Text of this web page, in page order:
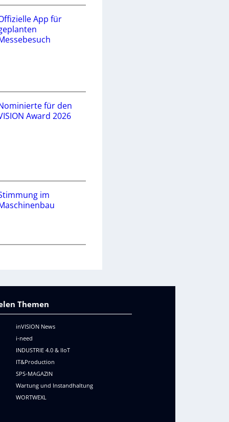
App für
für den
Award 2026
im
Themen
inVISION News
i-need
INDUSTRIE 4.0 & IIoT
IT&Production
SPS-MAGAZIN
Wartung und Instandhaltung
WORTWEXL